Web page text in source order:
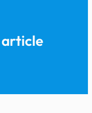
article